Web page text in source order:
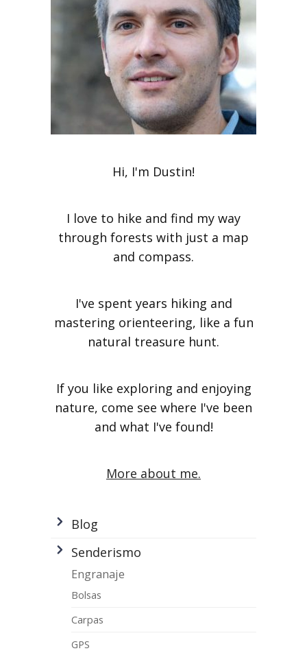
Hi, I'm Dustin!
I love to hike and find my way
through forests with just a map
and compass.
I've spent years hiking and
mastering orienteering, like a fun
natural treasure hunt.
If you like exploring and enjoying
nature, come see where I've been
and what I've found!
More about me.
Blog
Senderismo
Engranaje
Bolsas
Carpas
GPS